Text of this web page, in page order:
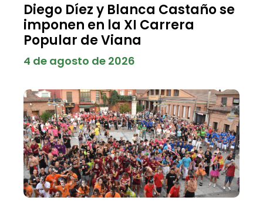
Diego Díez y Blanca Castaño se
imponen en la XI Carrera
Popular de Viana
4 de agosto de 2026